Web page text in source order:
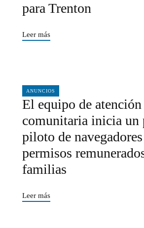
para Trenton
Leer más
ANUNCIOS
11/20/2025
El equipo de atención
comunitaria inicia un
piloto de
permisos
familias
Leer más